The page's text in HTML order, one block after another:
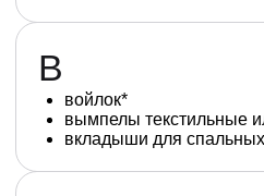
В
войлок*
вымпелы текстильные
вкладыши для